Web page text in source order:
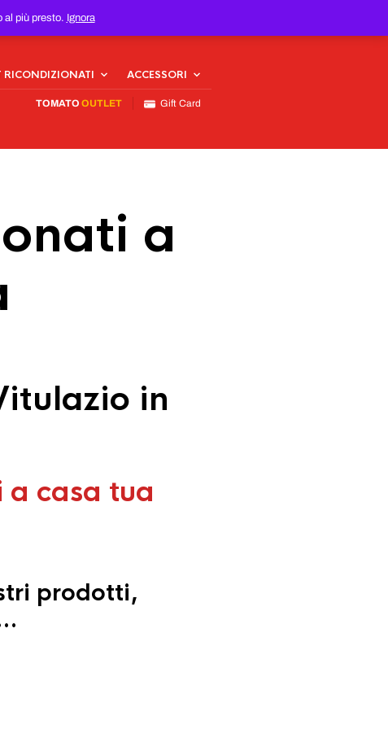
al più presto. Ignora
RICONDIZIONATI ACCESSORI
TOMATO OUTLET Gift Card
a
in
a casa tua
prodotti,